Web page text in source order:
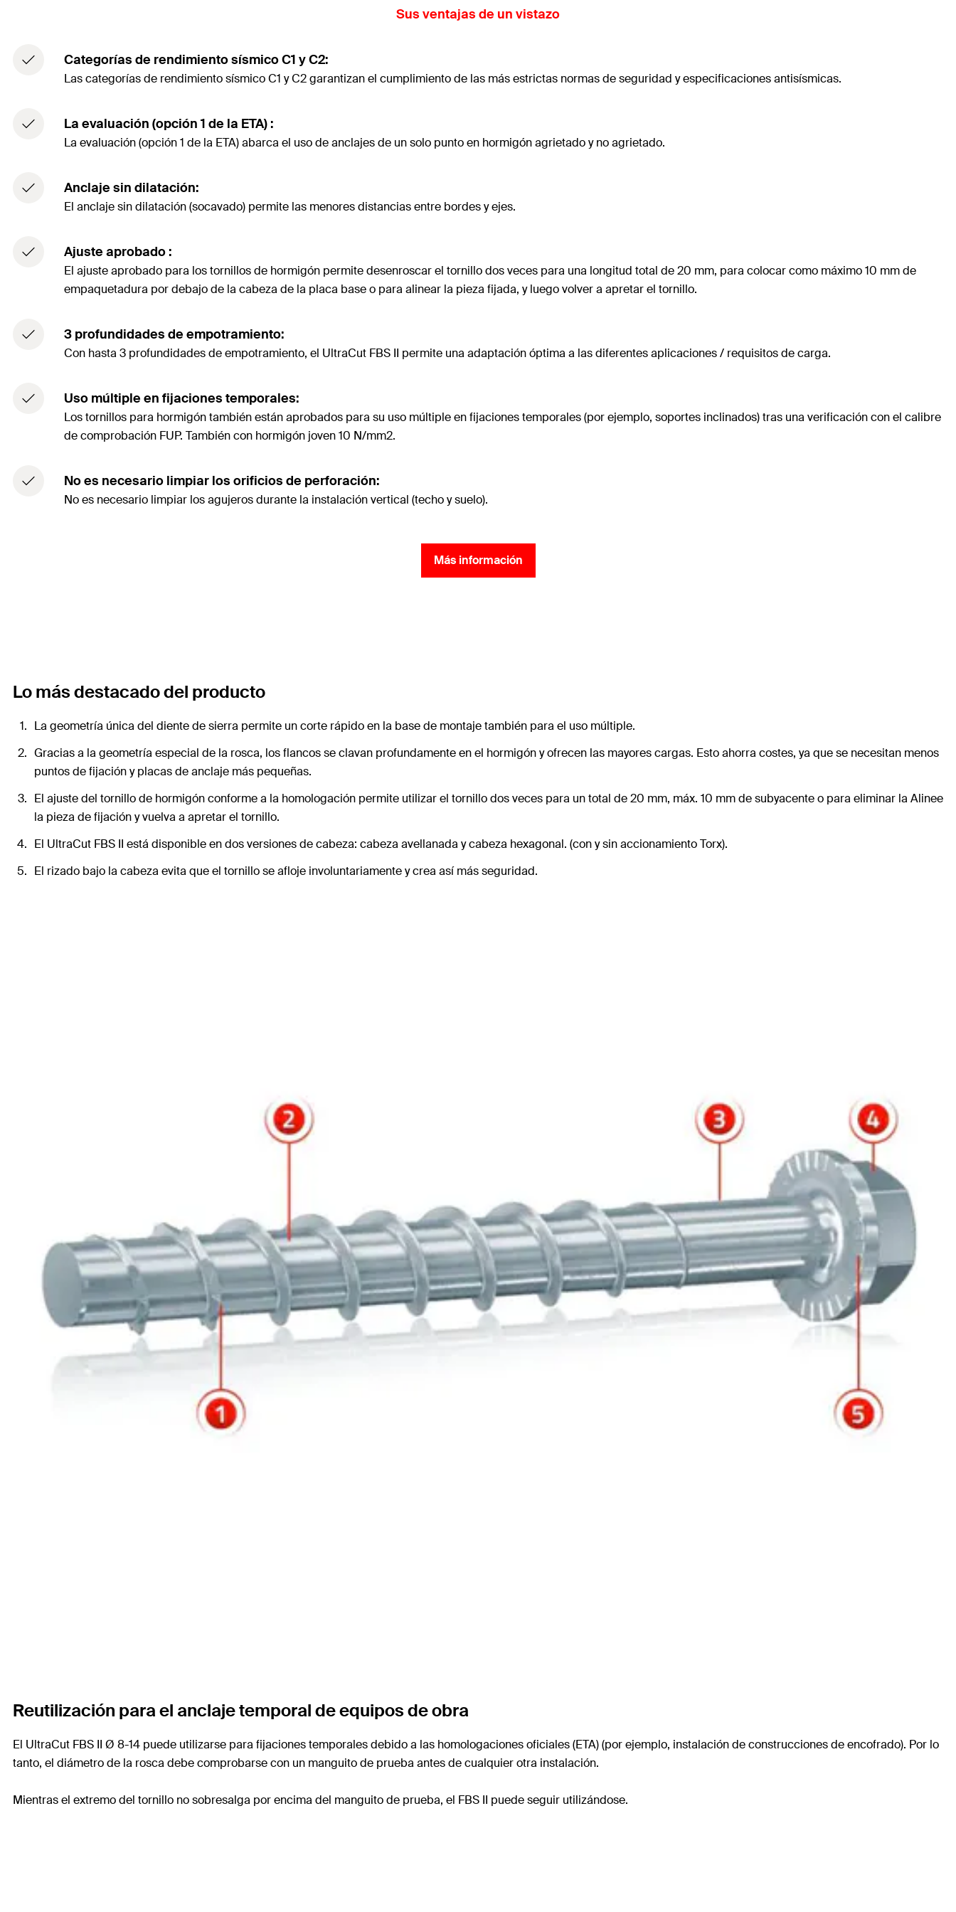
Sus ventajas de un vistazo
Categorías de rendimiento sísmico C1 y C2:
Las categorías de rendimiento sísmico C1 y C2 garantizan el cumplimiento de las más estrictas normas de seguridad y especificaciones antisísmicas.
La evaluación (opción 1 de la ETA) :
La evaluación (opción 1 de la ETA) abarca el uso de anclajes de un solo punto en hormigón agrietado y no agrietado.
Anclaje sin dilatación:
El anclaje sin dilatación (socavado) permite las menores distancias entre bordes y ejes.
Ajuste aprobado :
El ajuste aprobado para los tornillos de hormigón permite desenroscar el tornillo dos veces para una longitud total de 20 mm, para colocar como máximo 10 mm de
empaquetadura por debajo de la cabeza de la placa base o para alinear la pieza fijada, y luego volver a apretar el tornillo.
3 profundidades de empotramiento:
Con hasta 3 profundidades de empotramiento, el UltraCut FBS II permite una adaptación óptima a las diferentes aplicaciones / requisitos de carga.
Uso múltiple en fijaciones temporales:
Los tornillos para hormigón también están aprobados para su uso múltiple en fijaciones temporales (por ejemplo, soportes inclinados) tras una verificación con el calibre
de comprobación FUP. También con hormigón joven 10 N/mm2.
No es necesario limpiar los orificios de perforación:
No es necesario limpiar los agujeros durante la instalación vertical (techo y suelo).
Más información
Lo más destacado del producto
La geometría única del diente de sierra permite un corte rápido en la base de montaje también para el uso múltiple.
Gracias a la geometría especial de la rosca, los flancos se clavan profundamente en el hormigón y ofrecen las mayores cargas. Esto ahorra costes, ya que se necesitan menos
puntos de fijación y placas de anclaje más pequeñas.
El ajuste del tornillo de hormigón conforme a la homologación permite utilizar el tornillo dos veces para un total de 20 mm, máx. 10 mm de subyacente o para eliminar la Alinee
la pieza de fijación y vuelva a apretar el tornillo.
El UltraCut FBS II está disponible en dos versiones de cabeza: cabeza avellanada y cabeza hexagonal. (con y sin accionamiento Torx).
El rizado bajo la cabeza evita que el tornillo se afloje involuntariamente y crea así más seguridad.
Reutilización para el anclaje temporal de equipos de obra
El UltraCut FBS II Ø 8-14 puede utilizarse para fijaciones temporales debido a las homologaciones oficiales (ETA) (por ejemplo, instalación de construcciones de encofrado). Por lo
tanto, el diámetro de la rosca debe comprobarse con un manguito de prueba antes de cualquier otra instalación.
Mientras el extremo del tornillo no sobresalga por encima del manguito de prueba, el FBS II puede seguir utilizándose.